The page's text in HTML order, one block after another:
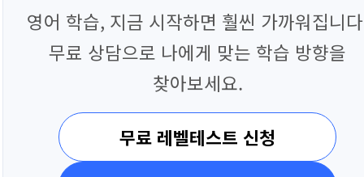
영어 학습, 지금 시작하면 훨씬 가까워집니
무료 상담으로 나에게 맞는 학습 방향을
찾아보세요.
무료 레벨테스트 신청